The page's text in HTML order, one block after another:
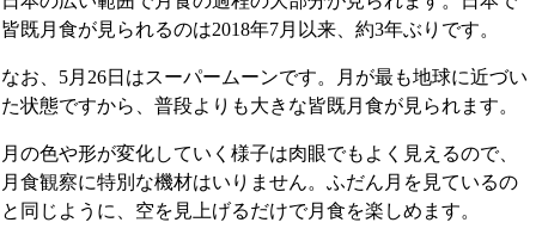
皆既月食が見られるのは2018年7月以来、約3年ぶりです。
なお、5月26日はスーパームーンです。月が最も地球に近づい
た状態ですから、普段よりも大きな皆既月食が見られます。
月の色や形が変化していく様子は肉眼でもよく見えるので、
月食観察に特別な機材はいりません。ふだん月を見ているの
と同じように、空を見上げるだけで月食を楽しめます。